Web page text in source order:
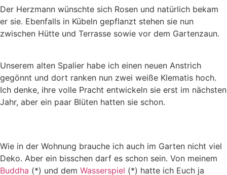
Der Herzmann wünschte sich Rosen und natürlich bekam
er sie. Ebenfalls in Kübeln gepflanzt stehen sie nun
zwischen Hütte und Terrasse sowie vor dem Gartenzaun.
Unserem alten Spalier habe ich einen neuen Anstrich
gegönnt und dort ranken nun zwei weiße Klematis hoch.
Ich denke, ihre volle Pracht entwickeln sie erst im nächsten
Jahr, aber ein paar Blüten hatten sie schon.
Wie in der Wohnung brauche ich auch im Garten nicht viel
Deko. Aber ein bisschen darf es schon sein. Von meinem
Buddha (*) und dem Wasserspiel (*) hatte ich Euch ja